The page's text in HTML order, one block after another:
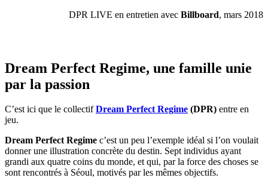
DPR LIVE en entretien avec Billboard, mars 2018
Dream Perfect Regime, une famille unie
par la passion
C’est ici que le collectifDream Perfect Regime (DPR) entre en
jeu.
Dream Perfect Regime c’est un peu l’exemple idéal si l’on voulait
donner une illustration concrète du destin. Sept individus ayant
grandi aux quatre coins du monde, et qui, par la force des choses se
sont rencontrés à Séoul, motivés par les mêmes objectifs.